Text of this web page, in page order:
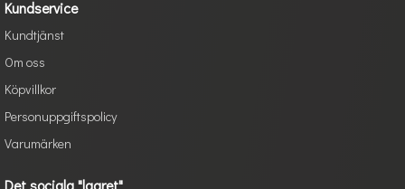
Kundservice
Kundtjänst
Om oss
Köpvillkor
Personuppgiftspolicy
Varumärken
Det sociala "lagret"